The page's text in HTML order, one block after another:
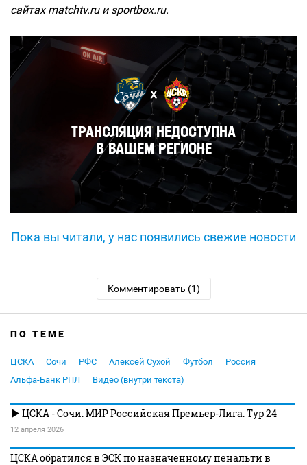
сайтах matchtv.ru и sportbox.ru.
Пока вы читали, у нас появились свежие новости
Комментировать (1)
ПО ТЕМЕ
ЦСКА Сочи РФС Алексей Сухой Футбол
Россия
Альфа-Банк РПЛ
Видео (внутри текста)
ЦСКА - Сочи. МИР Российская Премьер-Лига. Тур 24
12 апреля 2026
ЦСКА обратился в ЭСК по назначенному пенальти в